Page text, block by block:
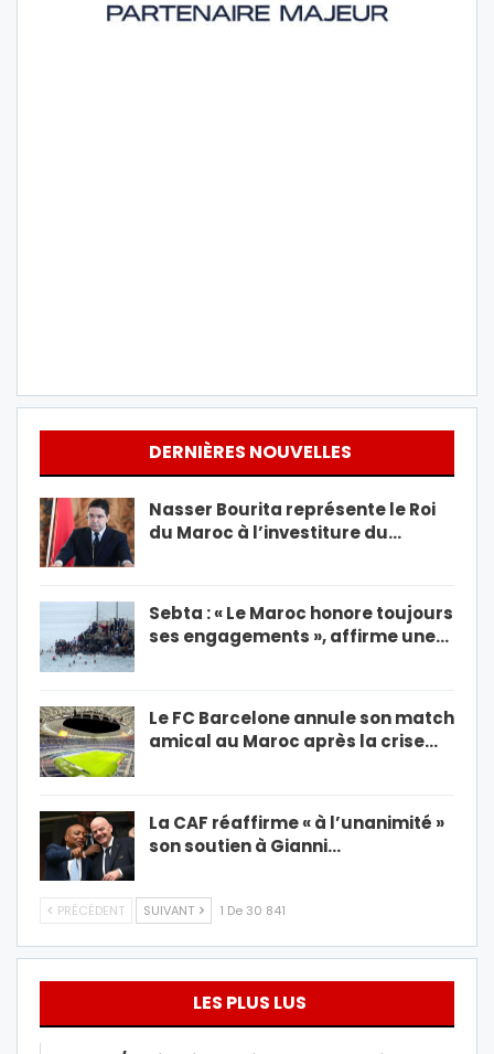
DERNIÈRES NOUVELLES
Nasser Bourita représente le Roi
du Maroc à l’investiture du…
Sebta : « Le Maroc honore toujours
ses engagements », affirme une…
Le FC Barcelone annule son match
amical au Maroc après la crise…
La CAF réaffirme « à l’unanimité »
son soutien à Gianni…
PRÉCÉDENT SUIVANT 1 De 30 841
LES PLUS LUS